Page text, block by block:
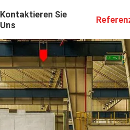
Kontaktieren Sie
Uns